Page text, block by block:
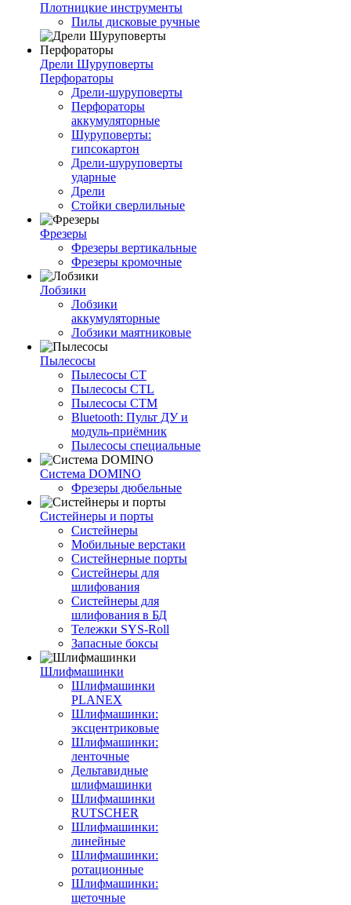
Плотницкие инструменты
Пилы дисковые ручные
Дрели Шуруповерты
Перфораторы
Дрели-шуруповерты
Перфораторы
аккумуляторные
Шуруповерты:
гипсокартон
Дрели-шуруповерты
ударные
Дрели
Стойки сверлильные
Фрезеры
Фрезеры вертикальные
Фрезеры кромочные
Лобзики
Лобзики
аккумуляторные
Лобзики маятниковые
Пылесосы
Пылесосы CT
Пылесосы CTL
Пылесосы CTM
Bluetooth: Пульт ДУ и
модуль-приёмник
Пылесосы специальные
Система DOMINO
Фрезеры дюбельные
Систейнеры и порты
Систейнеры
Мобильные верстаки
Систейнерные порты
Систейнеры для
шлифования
Систейнеры для
шлифования в БД
Тележки SYS-Roll
Запасные боксы
Шлифмашинки
Шлифмашинки
PLANEX
Шлифмашинки:
эксцентриковые
Шлифмашинки:
ленточные
Дельтавидные
шлифмашинки
Шлифмашинки
RUTSCHER
Шлифмашинки:
линейные
Шлифмашинки:
ротационные
Шлифмашинки:
щеточные